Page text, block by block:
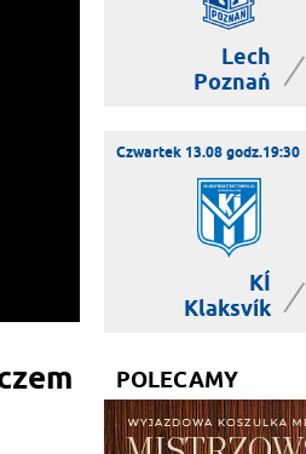
Lech
Poznań
|
Czwartek 13.08 godz.19:30
KÍ
Klaksvík
|
POLECAMY